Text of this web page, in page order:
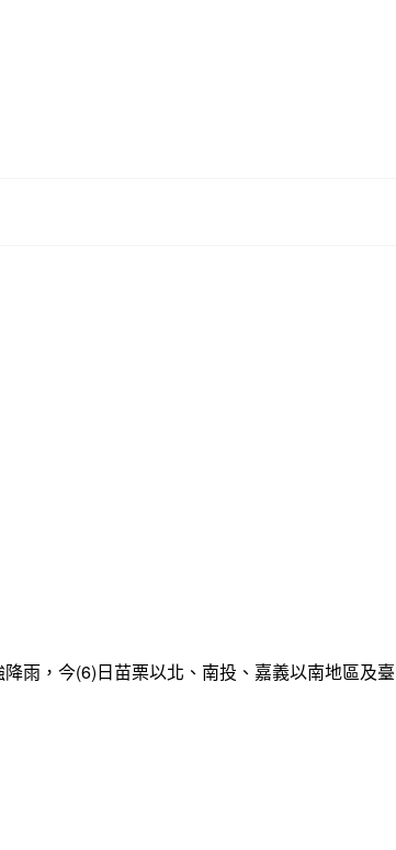
雨，今(6)日苗栗以北、南投、嘉義以南地區